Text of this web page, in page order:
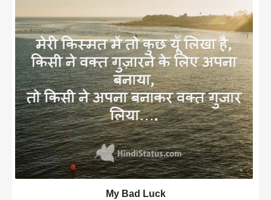
My Bad Luck